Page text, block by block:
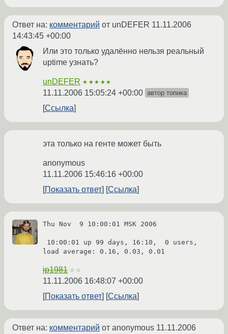
Ответ на: комментарий от unDEFER 11.11.2006
14:43:45 +00:00
Или это только удалённо нельзя реальный
uptime узнать?
unDEFER ★★★★★
11.11.2006 15:05:24 +00:00 автор топика
Ссылка
эта только на генте может быть
anonymous
11.11.2006 15:46:16 +00:00
Показать ответ
Ссылка
Thu Nov  9 10:00:01 MSK 2006
ip1981 ☆☆
11.11.2006 16:48:07 +00:00
Показать ответ
Ссылка
Ответ на: комментарий от anonymous 11.11.2006